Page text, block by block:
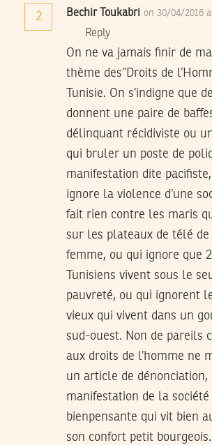
2 Bechir Toukabri on 30/04/2016
Reply
On ne va jamais finir de
thème des”Droits de
Tunisie. On s’indigne que
donnent une paire de
délinquant récidiviste ou
qui bruler un poste de
manifestation dite
ignore la violence d’une
fait rien contre les maris
sur les plateaux de télé
femme, ou qui ignore que
Tunisiens vivent sous le
pauvreté, ou qui ignorent
vieux qui vivent dans un
sud-ouest. Non de pareils
aux droits de l’homme ne
un article de dénonciation,
manifestation de la société
bienpensante qui vit bien
son confort petit